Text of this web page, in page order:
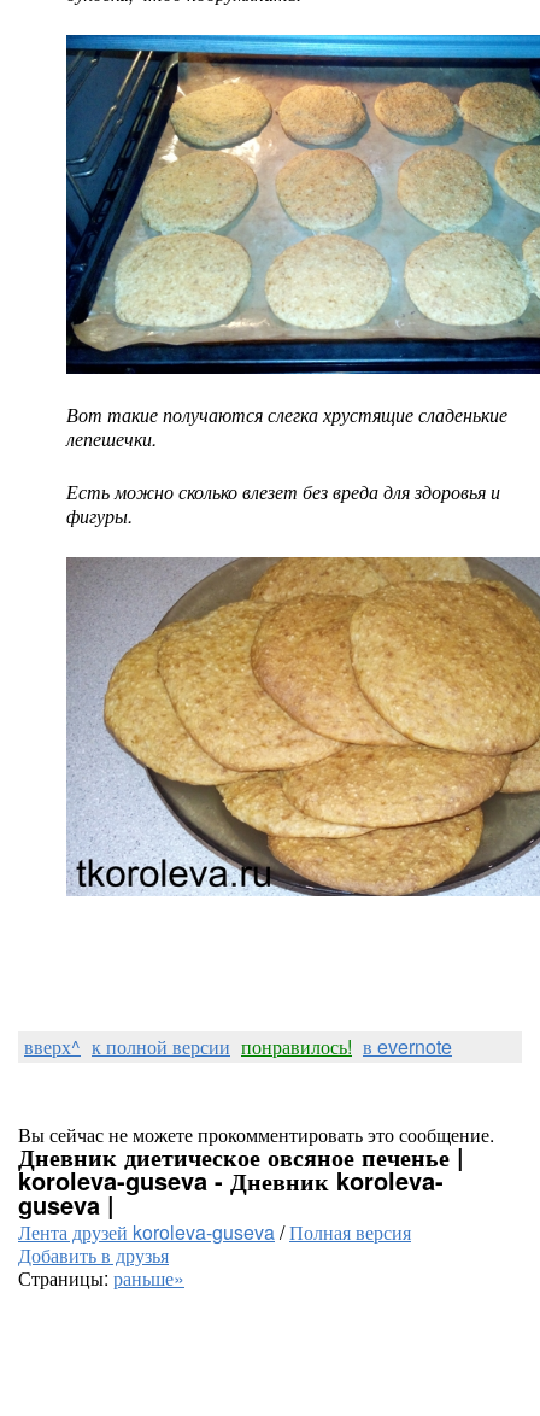
Вот такие получаются слегка хрустящие сладенькие
лепешечки.
Есть можно сколько влезет без вреда для здоровья и
фигуры.
вверх^ к полной версии понравилось! в evernote
Вы сейчас не можете прокомментировать это сообщение.
Дневник диетическое овсяное печенье |
koroleva-guseva - Дневник koroleva-
guseva |
Лента друзей koroleva-guseva/Полная версия
Добавить в друзья
Страницы: раньше»